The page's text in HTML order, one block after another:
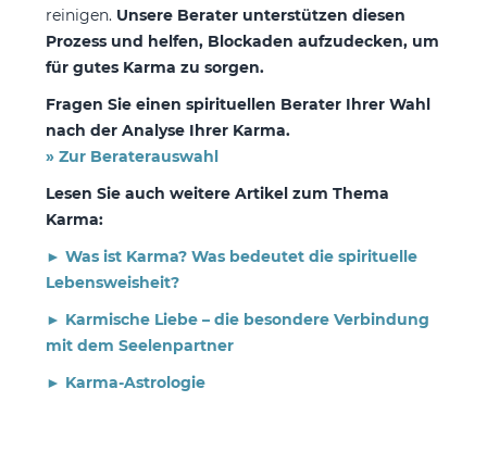
reinigen. Unsere Berater unterstützen diesen
Prozess und helfen, Blockaden aufzudecken, um
für gutes Karma zu sorgen.
Fragen Sie einen spirituellen Berater Ihrer Wahl
nach der Analyse Ihrer Karma.
» Zur Beraterauswahl
Lesen Sie auch weitere Artikel zum Thema
Karma:
► Was ist Karma? Was bedeutet die spirituelle
Lebensweisheit?
► Karmische Liebe – die besondere Verbindung
mit dem Seelenpartner
► Karma-Astrologie